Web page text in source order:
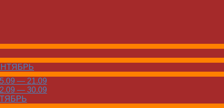
— 21.09
— 30.09